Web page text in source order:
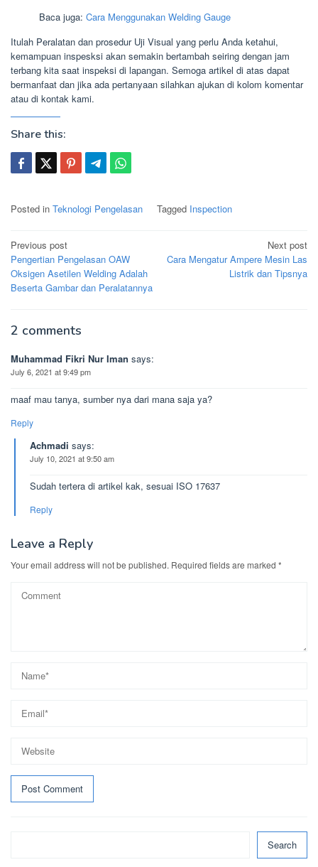
Baca juga: Cara Menggunakan Welding Gauge
Itulah Peralatan dan prosedur Uji Visual yang perlu Anda ketahui,
kemampuan inspesksi akan semakin bertambah seiring dengan jam
terbang kita saat inspeksi di lapangan. Semoga artikel di atas dapat
bermanfaat dan jika ada pertanyaan silahkan ajukan di kolom komentar
atau di kontak kami.
Share this:
Posted in Teknologi Pengelasan Tagged Inspection
Post
navigation
Previous post
Pengertian Pengelasan OAW
Oksigen Asetilen Welding Adalah
Beserta Gambar dan Peralatannya
Next post
Cara Mengatur Ampere Mesin Las
Listrik dan Tipsnya
2 comments
Muhammad Fikri Nur Iman says:
July 6, 2021 at 9:49 pm
maaf mau tanya, sumber nya dari mana saja ya?
Reply
Achmadi says:
July 10, 2021 at 9:50 am
Sudah tertera di artikel kak, sesuai ISO 17637
Reply
Leave a Reply
Your email address will not be published. Required fields are marked *
Search